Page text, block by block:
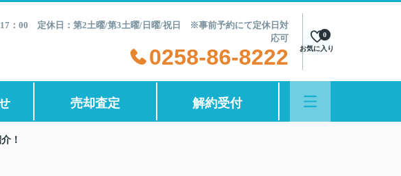
：00 定休日：第2土曜/第3土曜/日曜/祝日 ※事前予約にて定休日対
応可
0258-86-8222 お気に入り
0
売却査定 解約受付
！